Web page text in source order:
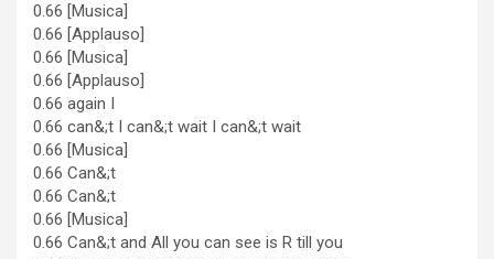
0.66 [Musica]
0.66 [Applauso]
0.66 [Musica]
0.66 [Applauso]
0.66 again I
0.66 can&;t I can&;t wait I can&;t wait
0.66 [Musica]
0.66 Can&;t
0.66 Can&;t
0.66 [Musica]
0.66 Can&;t and All you can see is R till you